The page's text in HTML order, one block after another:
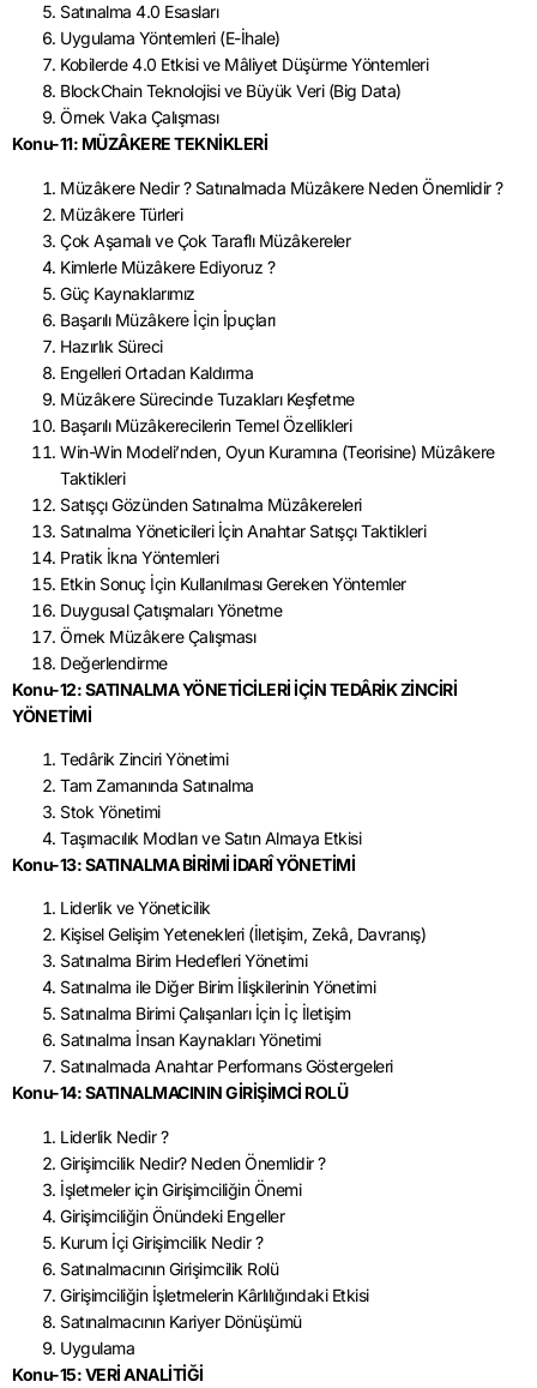
Satınalma 4.0 Esasları
Uygulama Yöntemleri (E-İhale)
Kobilerde 4.0 Etkisi ve Mâliyet Düşürme Yöntemleri
BlockChain Teknolojisi ve Büyük Veri (Big Data)
Örnek Vaka Çalışması
Konu-11: MÜZÂKERE TEKNİKLERİ
Müzâkere Nedir ? Satınalmada Müzâkere Neden Önemlidir ?
Müzâkere Türleri
Çok Aşamalı ve Çok Taraflı Müzâkereler
Kimlerle Müzâkere Ediyoruz ?
Güç Kaynaklarımız
Başarılı Müzâkere İçin İpuçları
Hazırlık Süreci
Engelleri Ortadan Kaldırma
Müzâkere Sürecinde Tuzakları Keşfetme
Başarılı Müzâkerecilerin Temel Özellikleri
Win-Win Modeli’nden, Oyun Kuramına (Teorisine) Müzâkere
Taktikleri
Satışçı Gözünden Satınalma Müzâkereleri
Satınalma Yöneticileri İçin Anahtar Satışçı Taktikleri
Pratik İkna Yöntemleri
Etkin Sonuç İçin Kullanılması Gereken Yöntemler
Duygusal Çatışmaları Yönetme
Örnek Müzâkere Çalışması
Değerlendirme
Konu-12: SATINALMA YÖNETİCİLERİ İÇİN TEDÂRİK ZİNCİRİ
YÖNETİMİ
Tedârik Zinciri Yönetimi
Tam Zamanında Satınalma
Stok Yönetimi
Taşımacılık Modları ve Satın Almaya Etkisi
Konu-13: SATINALMA BİRİMİ İDARÎ YÖNETİMİ
Liderlik ve Yöneticilik
Kişisel Gelişim Yetenekleri (İletişim, Zekâ, Davranış)
Satınalma Birim Hedefleri Yönetimi
Satınalma ile Diğer Birim İlişkilerinin Yönetimi
Satınalma Birimi Çalışanları İçin İç İletişim
Satınalma İnsan Kaynakları Yönetimi
Satınalmada Anahtar Performans Göstergeleri
Konu-14: SATINALMACININ GİRİŞİMCİ ROLÜ
Liderlik Nedir ?
Girişimcilik Nedir? Neden Önemlidir ?
İşletmeler için Girişimciliğin Önemi
Girişimciliğin Önündeki Engeller
Kurum İçi Girişimcilik Nedir ?
Satınalmacının Girişimcilik Rolü
Girişimciliğin İşletmelerin Kârlılığındaki Etkisi
Satınalmacının Kariyer Dönüşümü
Uygulama
Konu-15: VERİ ANALİTİĞİ